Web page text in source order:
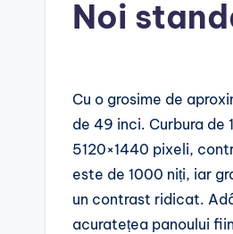
Noi
Cu o grosime de
de 49 inci. Curbura de
5120×1440 pixeli,
este de 1000 niți, iar
un contrast ridicat.
acuratețea panoului